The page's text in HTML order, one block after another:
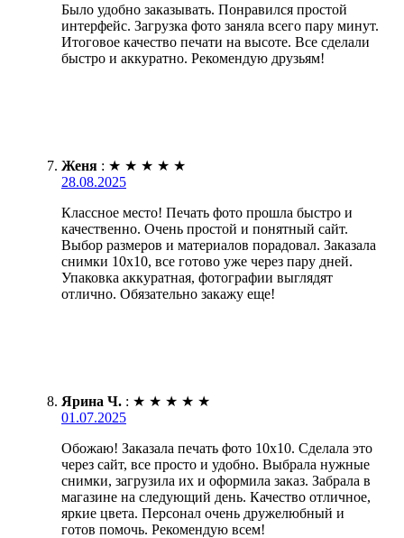
Было удобно заказывать. Понравился простой
интерфейс. Загрузка фото заняла всего пару минут.
Итоговое качество печати на высоте. Все сделали
быстро и аккуратно. Рекомендую друзьям!
Женя : ★ ★ ★ ★ ★
28.08.2025
Классное место! Печать фото прошла быстро и
качественно. Очень простой и понятный сайт.
Выбор размеров и материалов порадовал. Заказала
снимки 10х10, все готово уже через пару дней.
Упаковка аккуратная, фотографии выглядят
отлично. Обязательно закажу еще!
Ярина Ч. : ★ ★ ★ ★ ★
01.07.2025
Обожаю! Заказала печать фото 10х10. Сделала это
через сайт, все просто и удобно. Выбрала нужные
снимки, загрузила их и оформила заказ. Забрала в
магазине на следующий день. Качество отличное,
яркие цвета. Персонал очень дружелюбный и
готов помочь. Рекомендую всем!